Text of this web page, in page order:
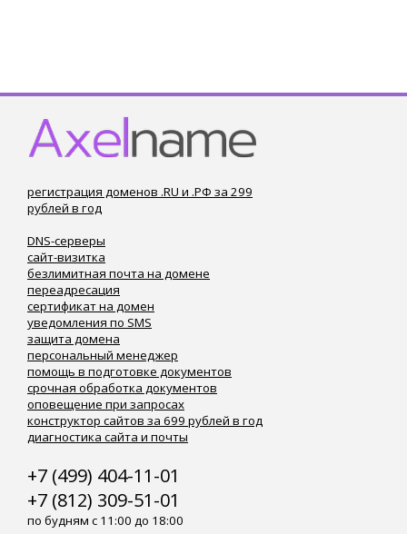
регистрация доменов .RU и .РФ за 299
рублей в год
DNS-серверы
сайт-визитка
безлимитная почта на домене
переадресация
сертификат на домен
уведомления по SMS
защита домена
персональный менеджер
помощь в подготовке документов
срочная обработка документов
оповещение при запросах
конструктор сайтов за 699 рублей в год
диагностика сайта и почты
+7 (499) 404-11-01
+7 (812) 309-51-01
по будням с 11:00 до 18:00